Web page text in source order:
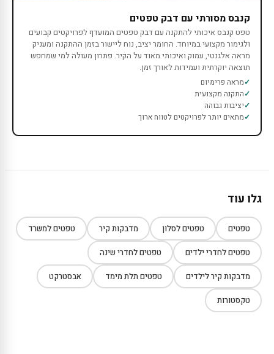
קנבס מסורתי עם דבק טפטים
טפט קנבס איכותי להתקנה עם דבק טפטים המועדף לפרויקטים קבועים
ולגימור מקצועי במיוחד. החומר יציב, נוח ליישור בזמן ההתקנה ומעניק
מראה אלגנטי, עמוק ואיכותי מאוד על הקיר. פתרון מעולה למי שמחפש
תוצאה יוקרתית ועמידות לאורך זמן.
מראה פרימיום
התקנה מקצועית
יציבות גבוהה
מתאים יותר לפרויקטים לטווח ארוך
גלו עוד
טפטים טפטים לסלון מדבקות קיר טפטים למשרד
טפטים לחדרי ילדים טפטים לחדרי שינה
מדבקות קיר לילדים טפטים תלת מימד אבסטרקט
טקסטורות